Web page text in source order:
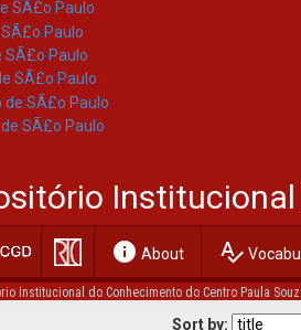
Institucional
info About spellcheck
Institucional do Conhecimento do Centro Paula
by Author
Jump to: 0-9 A
Sort by: